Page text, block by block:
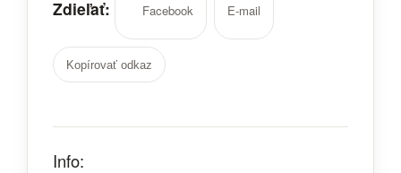
Zdieľať: Facebook E-mail
Kopírovať odkaz
Info: